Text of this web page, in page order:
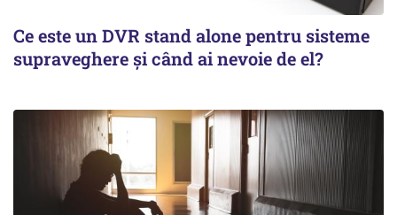
Ce este un DVR stand alone pentru sisteme
supraveghere și când ai nevoie de el?